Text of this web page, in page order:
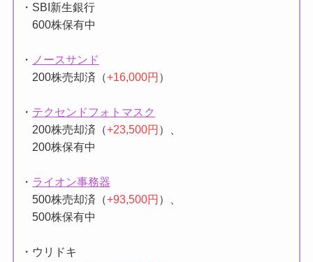
・SBI新生銀行
600株保有中
・
ノースサンド
200株売却済（+16,000円 ）
・ テクセンドフォトマスク
200株売却済（+23,500円 ）、
200株保有中
・ ライオン事務器
500株売却済（+93,500円 ）、
500株保有中
・ウリドキ